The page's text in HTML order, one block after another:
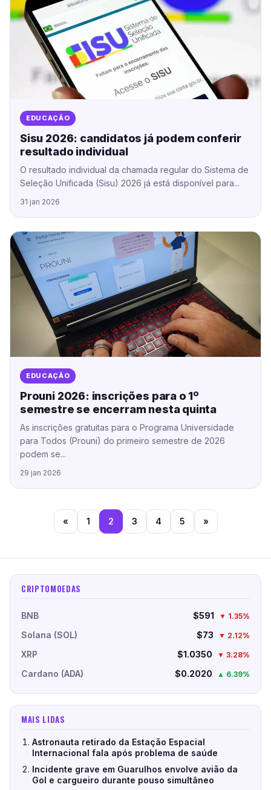
EDUCAÇÃO
Sisu 2026: candidatos já podem conferir
resultado individual
O resultado individual da chamada regular do Sistema de
Seleção Unificada (Sisu) 2026 já está disponível para...
31 jan 2026
EDUCAÇÃO
Prouni 2026: inscrições para o 1º
semestre se encerram nesta quinta
As inscrições gratuitas para o Programa Universidade
para Todos (Prouni) do primeiro semestre de 2026
podem se...
29 jan 2026
« 1 2 3 4 5 »
CRIPTOMOEDAS
BNB $591 ▼ 1.35%
Solana (SOL) $73 ▼ 2.12%
XRP $1.0350 ▼ 3.28%
Cardano (ADA) $0.2020 ▲ 6.39%
MAIS LIDAS
Astronauta retirado da Estação Espacial
Internacional fala após problema de saúde
Incidente grave em Guarulhos envolve avião da
Gol e cargueiro durante pouso simultâneo